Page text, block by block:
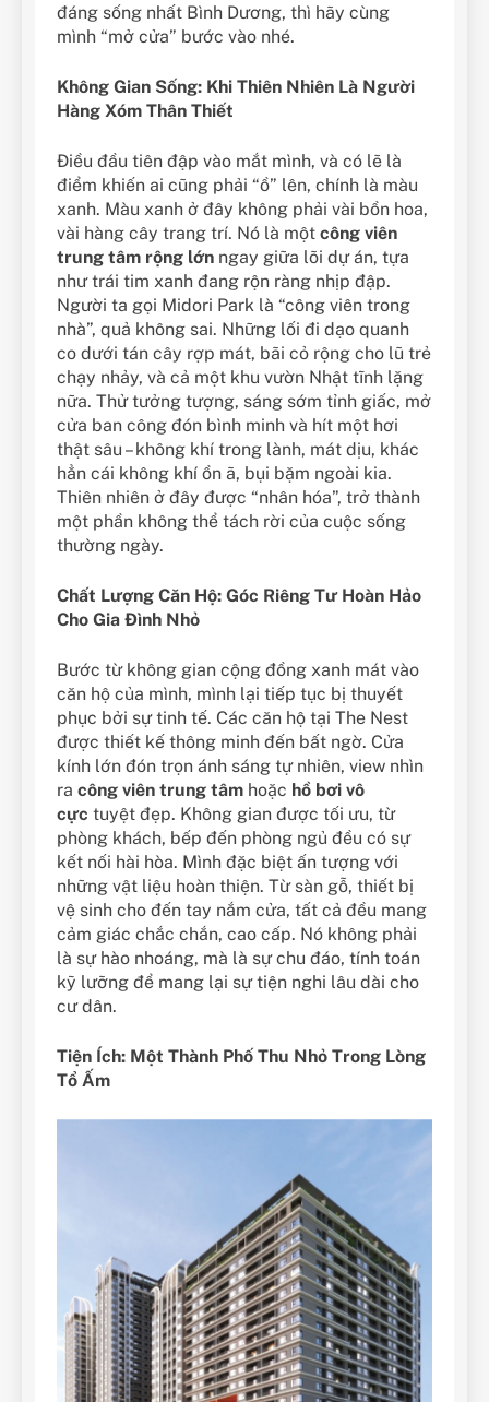
đáng sống nhất Bình Dương, thì hãy cùng
mình “mở cửa” bước vào nhé.
Không Gian Sống: Khi Thiên Nhiên Là Người
Hàng Xóm Thân Thiết
Điều đầu tiên đập vào mắt mình, và có lẽ là
điểm khiến ai cũng phải “ồ” lên, chính là màu
xanh. Màu xanh ở đây không phải vài bồn hoa,
vài hàng cây trang trí. Nó là một công viên
trung tâm rộng lớn ngay giữa lõi dự án, tựa
như trái tim xanh đang rộn ràng nhịp đập.
Người ta gọi Midori Park là “công viên trong
nhà”, quả không sai. Những lối đi dạo quanh
co dưới tán cây rợp mát, bãi cỏ rộng cho lũ trẻ
chạy nhảy, và cả một khu vườn Nhật tĩnh lặng
nữa. Thử tưởng tượng, sáng sớm tỉnh giấc, mở
cửa ban công đón bình minh và hít một hơi
thật sâu – không khí trong lành, mát dịu, khác
hẳn cái không khí ồn ã, bụi bặm ngoài kia.
Thiên nhiên ở đây được “nhân hóa”, trở thành
một phần không thể tách rời của cuộc sống
thường ngày.
Chất Lượng Căn Hộ: Góc Riêng Tư Hoàn Hảo
Cho Gia Đình Nhỏ
Bước từ không gian cộng đồng xanh mát vào
căn hộ của mình, mình lại tiếp tục bị thuyết
phục bởi sự tinh tế. Các căn hộ tại The Nest
được thiết kế thông minh đến bất ngờ. Cửa
kính lớn đón trọn ánh sáng tự nhiên, view nhìn
ra công viên trung tâm hoặc hồ bơi vô
cực tuyệt đẹp. Không gian được tối ưu, từ
phòng khách, bếp đến phòng ngủ đều có sự
kết nối hài hòa. Mình đặc biệt ấn tượng với
những vật liệu hoàn thiện. Từ sàn gỗ, thiết bị
vệ sinh cho đến tay nắm cửa, tất cả đều mang
cảm giác chắc chắn, cao cấp. Nó không phải
là sự hào nhoáng, mà là sự chu đáo, tính toán
kỹ lưỡng để mang lại sự tiện nghi lâu dài cho
cư dân.
Tiện Ích: Một Thành Phố Thu Nhỏ Trong Lòng
Tổ Ấm